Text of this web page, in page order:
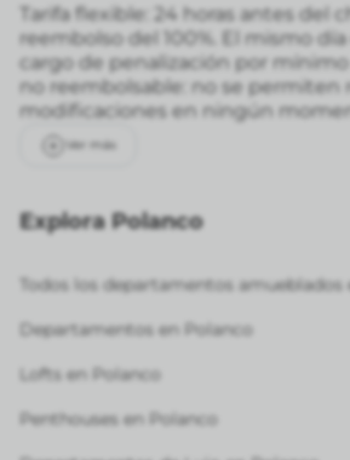
Tarifa flexible: 24 horas antes del
reembolso del 100%. El mismo
cargo de penalización por mínimo
no reembolsable: no se permiten
modificaciones en ningún
Ver más
Explora Polanco
Todos los departamentos amueblados
Departamentos en Polanco
Lofts en Polanco
Penthouses en Polanco